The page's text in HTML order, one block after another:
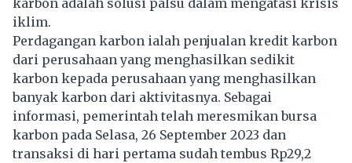
iklim.
Perdagangan karbon ialah penjualan kredit karbon
dari perusahaan yang menghasilkan sedikit
karbon kepada perusahaan yang menghasilkan
banyak karbon dari aktivitasnya. Sebagai
informasi, pemerintah telah meresmikan bursa
karbon pada Selasa, 26 September 2023 dan
transaksi di hari pertama sudah tembus Rp29,2